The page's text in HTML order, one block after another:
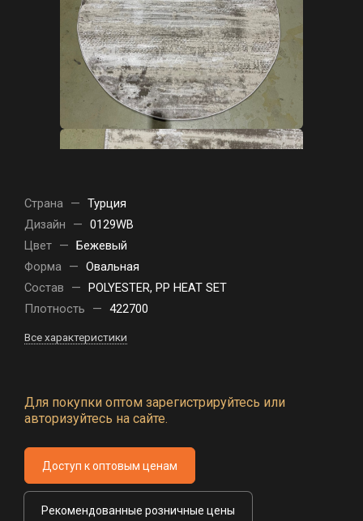
Страна — Турция
Дизайн
— 0129WB
Цвет — Бежевый
Форма — Овальная
Состав
— POLYESTER, PP HEAT SET
Плотность
— 422700
Все характеристики
Для покупки оптом зарегистрируйтесь или
авторизуйтесь на сайте.
Доступ к оптовым ценам
Рекомендованные розничные цены